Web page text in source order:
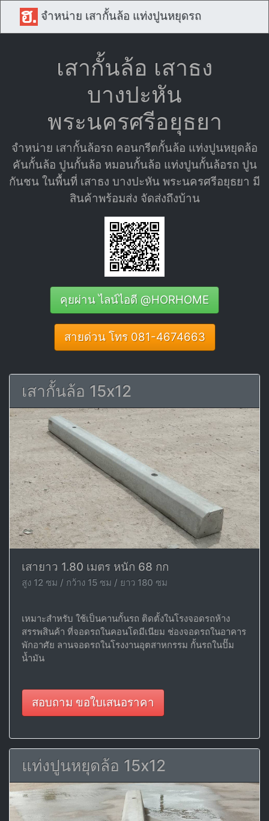
จำหน่าย เสากั้นล้อ แท่งปูนหยุดรถ
เสากั้นล้อ เสาธง
บางปะหัน
พระนครศรีอยุธยา
จำหน่าย เสากั้นล้อรถ คอนกรีตกั้นล้อ แท่งปูนหยุดล้อ
คันกั้นล้อ ปูนกั้นล้อ หมอนกั้นล้อ แท่งปูนกั้นล้อรถ ปูน
กันชน ในพื้นที่ เสาธง บางปะหัน พระนครศรีอยุธยา มี
สินค้าพร้อมส่ง จัดส่งถึงบ้าน
คุยผ่าน ไลน์ไอดี @HORHOME
สายด่วน โทร 081-4674663
เสากั้นล้อ 15x12
เสายาว 1.80 เมตร หนัก 68 กก
สูง 12 ซม / กว้าง 15 ซม / ยาว 180 ซม
เหมาะสำหรับ ใช้เป็นคานกั้นรถ ติดตั้งในโรงจอดรถห้าง
สรรพสินค้า ที่จอดรถในคอนโดมีเนียม ช่องจอดรถในอาคาร
พักอาศัย ลานจอดรถในโรงงานอุตสาหกรรม กั้นรถในปั๊ม
น้ำมัน
สอบถาม ขอใบเสนอราคา
แท่งปูนหยุดล้อ 15x12